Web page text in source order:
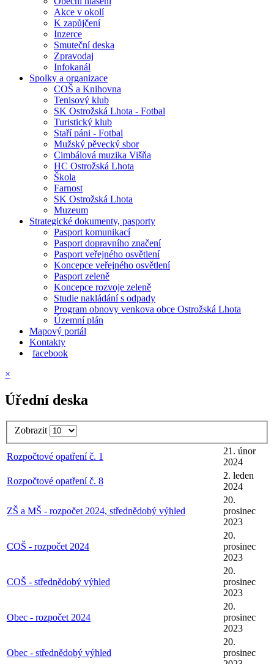
Akce v okolí
K zapůjčení
Inzerce
Smuteční deska
Zpravodaj
Infokanál
Spolky a organizace
COŠ a Knihovna
Tenisový klub
SK Ostrožská Lhota - Fotbal
Turistický klub
Staří páni - Fotbal
Mužský pěvecký sbor
Cimbálová muzika Višňa
HC Ostrožská Lhota
Škola
Farnost
SK Ostrožská Lhota
Muzeum
Strategické dokumenty, pasporty
Pasport komunikací
Pasport dopravního značení
Pasport veřejného osvětlení
Koncepce veřejného osvětlení
Pasport zeleně
Koncepce rozvoje zeleně
Studie nakládání s odpady
Program obnovy venkova obce Ostrožská Lhota
Územní plán
Mapový portál
Kontakty
facebook
×
Úřední deska
Zobrazit
Rozpočtové opatření č. 1
21. únor
2024
Rozpočtové opatření č. 8
2. leden
2024
ZŠ a MŠ - rozpočet 2024, střednědobý výhled
20.
prosinec
2023
COŠ - rozpočet 2024
20.
prosinec
2023
COŠ - střednědobý výhled
20.
prosinec
2023
Obec - rozpočet 2024
20.
prosinec
2023
Obec - střednědobý výhled
20.
prosinec